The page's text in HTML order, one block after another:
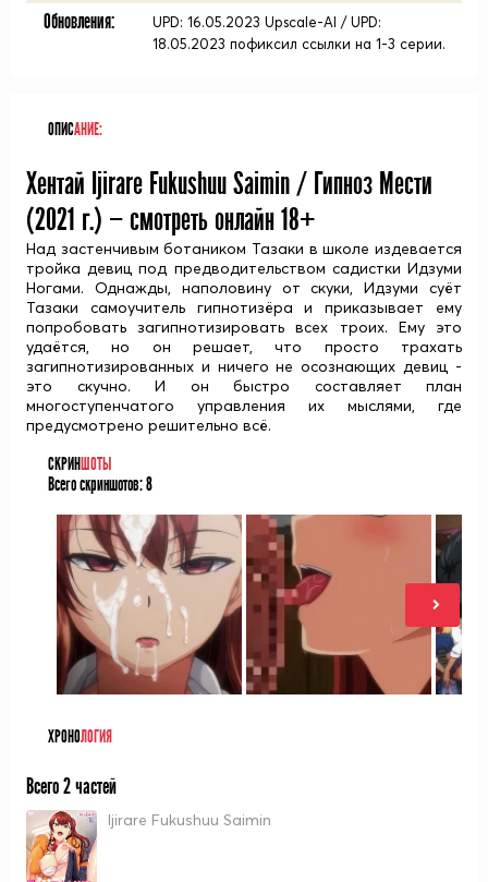
Обновления:
UPD: 16.05.2023 Upscale-AI / UPD:
18.05.2023 пофиксил ссылки на 1-3 серии.
ОПИСАНИЕ:
Хентай Ijirare Fukushuu Saimin / Гипноз Мести
(2021 г.) — смотреть онлайн 18+
Над застенчивым ботаником Тазаки в школе издевается
тройка девиц под предводительством садистки Идзуми
Ногами. Однажды, наполовину от скуки, Идзуми суёт
Тазаки самоучитель гипнотизёра и приказывает ему
попробовать загипнотизировать всех троих. Ему это
удаётся, но он решает, что просто трахать
загипнотизированных и ничего не осознающих девиц -
это скучно. И он быстро составляет план
многоступенчатого управления их мыслями, где
предусмотрено решительно всё.
СКРИН ШОТЫ
Всего скриншотов:8
ХРОНОЛОГИЯ
Всего 2 частей
Ijirare Fukushuu Saimin